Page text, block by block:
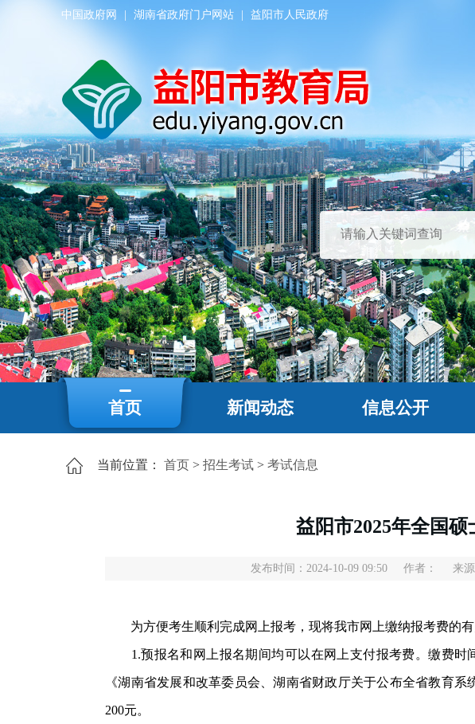
中国政府网 湖南省政府门户网站 益阳市人民政府
首页 新闻动态 信息公开
当前位置： 首页 > 招生考试 > 考试信息
益阳市2025年全国
发布时间：2024-10-09 09:50 作者： 来
为方便考生顺利完成网上报考，现将我市网上缴纳报考费的有
1.预报名和网上报名期间均可以在网上支付报考费。缴费时间
《湖南省发展和改革委员会、湖南省财政厅关于公布全省教育
200元。